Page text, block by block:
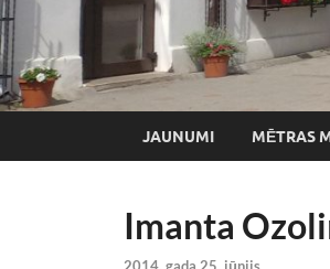
JAUNUMI MĒTRAS
Imanta